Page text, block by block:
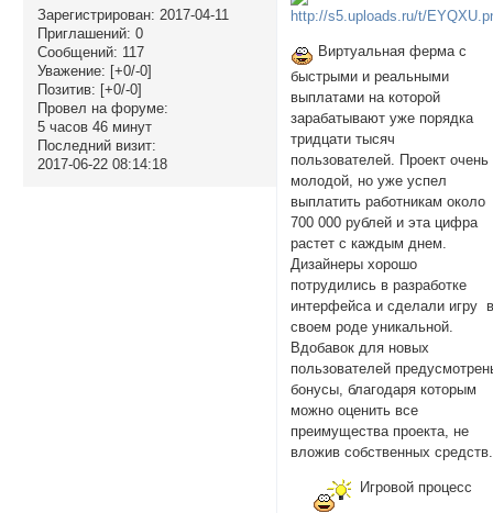
Зарегистрирован: 2017-04-11
Приглашений: 0
Сообщений: 117
Уважение: [+0/-0]
Позитив: [+0/-0]
Провел на форуме:
5 часов 46 минут
Последний визит:
2017-06-22 08:14:18
Виртуальная ферма с
быстрыми и реальными
выплатами на которой
зарабатывают уже порядка
тридцати тысяч
пользователей. Проект очень
молодой, но уже успел
выплатить работникам около
700 000 рублей и эта цифра
растет с каждым днем.
Дизайнеры хорошо
потрудились в разработке
интерфейса и сделали игру
своем роде уникальной.
Вдобавок для новых
пользователей
бонусы, благодаря которым
можно оценить все
преимущества проекта, не
вложив собственных средств.
Игровой процесс